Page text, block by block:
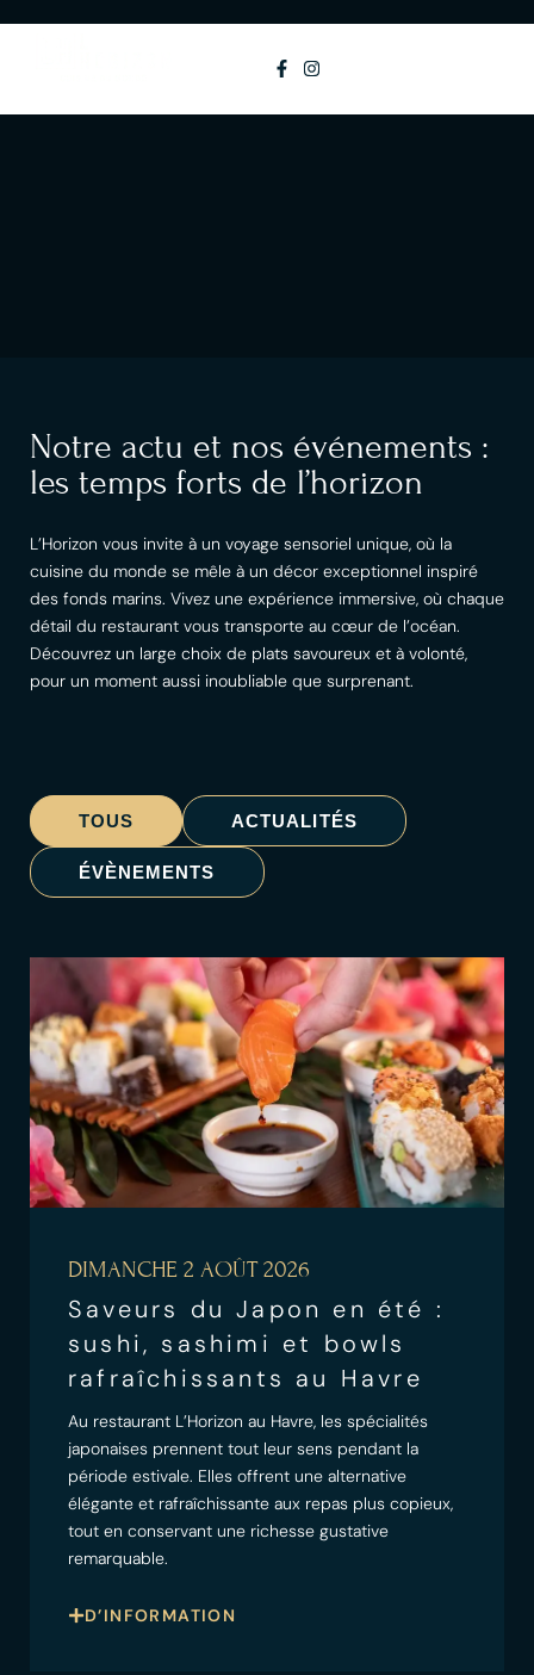
principal
Notre actu et nos événements :
les temps forts de l’horizon
L’Horizon vous invite à un voyage sensoriel unique, où la
cuisine du monde se mêle à un décor exceptionnel inspiré
des fonds marins. Vivez une expérience immersive, où chaque
détail du restaurant vous transporte au cœur de l’océan.
Découvrez un large choix de plats savoureux et à volonté,
pour un moment aussi inoubliable que surprenant.
ACTUALITÉS
ÉVÈNEMENTS
TOUS
DIMANCHE 2 AOÛT 2026
Saveurs du Japon en été :
sushi, sashimi et bowls
rafraîchissants au Havre
Au restaurant L’Horizon au Havre, les spécialités
japonaises prennent tout leur sens pendant la
période estivale. Elles offrent une alternative
élégante et rafraîchissante aux repas plus copieux,
tout en conservant une richesse gustative
remarquable.
D’INFORMATION